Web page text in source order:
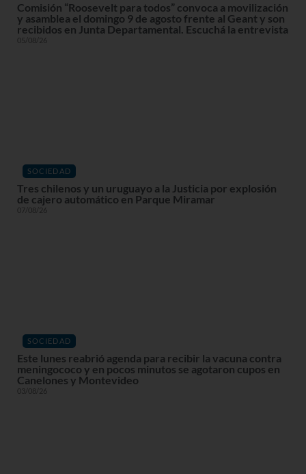
Comisión “Roosevelt para todos” convoca a movilización
y asamblea el domingo 9 de agosto frente al Geant y son
recibidos en Junta Departamental. Escuchá la entrevista
05/08/26
SOCIEDAD
Tres chilenos y un uruguayo a la Justicia por explosión
de cajero automático en Parque Miramar
07/08/26
SOCIEDAD
Este lunes reabrió agenda para recibir la vacuna contra
meningococo y en pocos minutos se agotaron cupos en
Canelones y Montevideo
03/08/26